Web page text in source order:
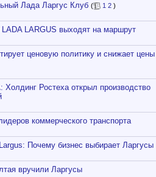
Лада Ларгус Клуб ( 1 2 )
LARGUS выходят на маршрут
ценовую политику и снижает
Ростеха открыл производство
коммерческого транспорта
Почему бизнес выбирает Ларгусы
вручили Ларгусы